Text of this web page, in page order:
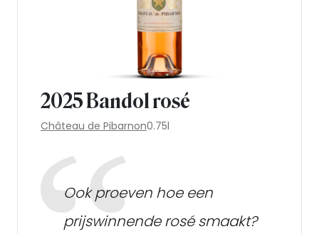
2025 Bandol rosé
Château de Pibarnon0.75l
Ook proeven hoe een
prijswinnende rosé smaakt?